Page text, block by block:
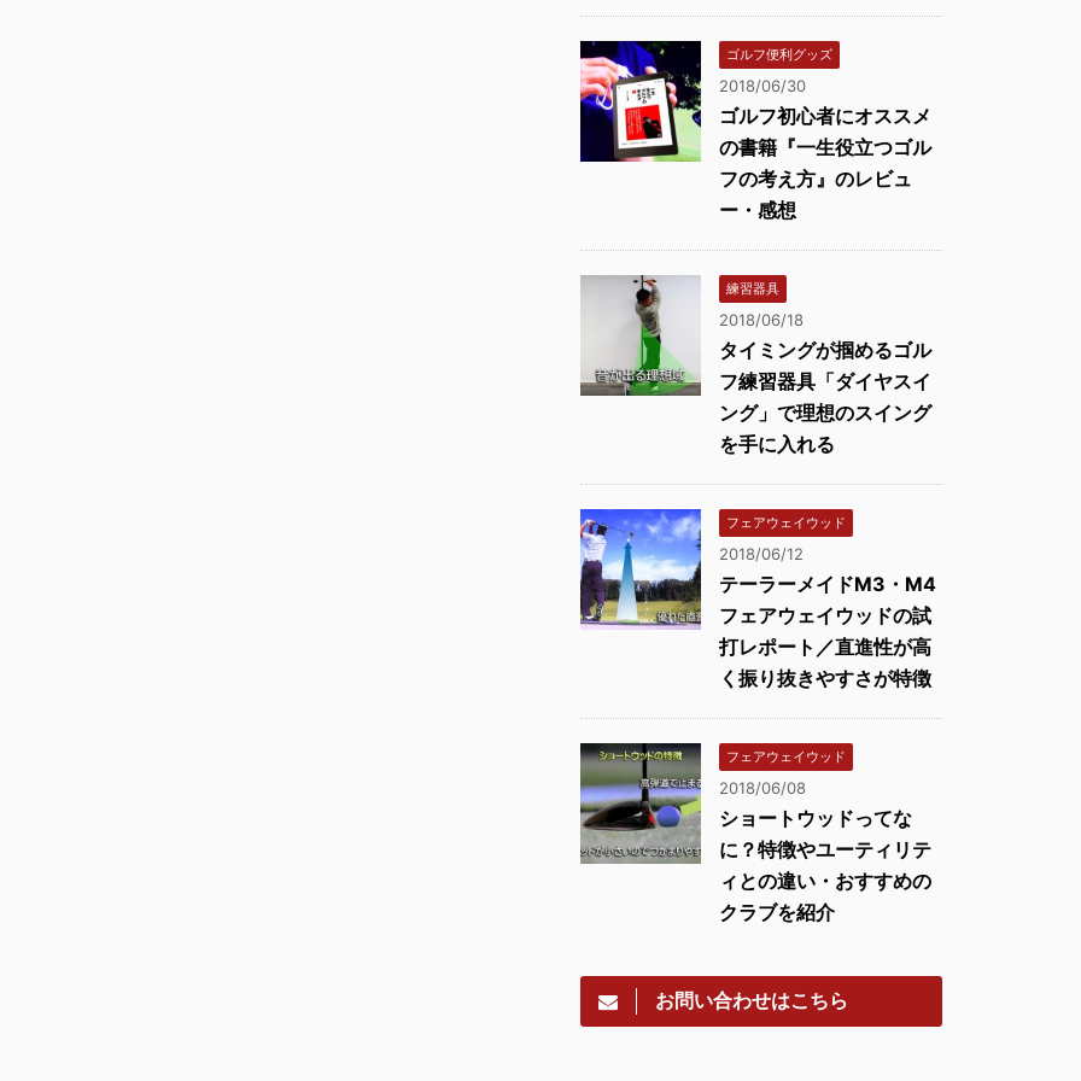
ゴルフ便利グッズ
2018/06/30
ゴルフ初心者にオススメ
の書籍『一生役立つゴル
フの考え方』のレビュ
ー・感想
練習器具
2018/06/18
タイミングが掴めるゴル
フ練習器具「ダイヤスイ
ング」で理想のスイング
を手に入れる
フェアウェイウッド
2018/06/12
テーラーメイドM3・M4
フェアウェイウッドの試
打レポート／直進性が高
く振り抜きやすさが特徴
フェアウェイウッド
2018/06/08
ショートウッドってな
に？特徴やユーティリテ
ィとの違い・おすすめの
クラブを紹介
お問い合わせはこちら